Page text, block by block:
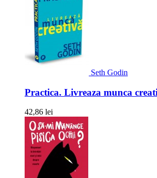
Seth Godin
Practica. Livreaza munca
42,86 lei